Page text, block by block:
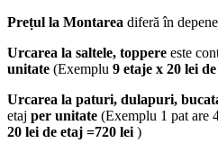
Prețul la Montarea diferă în
Urcarea la saltele, toppere este
unitate (Exemplu 9 etaje x 20 lei
Urcarea la paturi, dulapuri,
etaj per unitate (Exemplu 1 pat are
20 lei de etaj =720 lei )